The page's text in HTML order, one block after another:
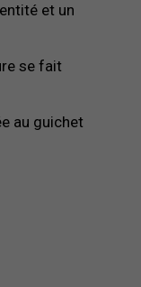
et un
se fait
au guichet